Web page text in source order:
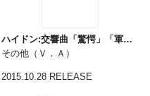
ハイドン:交響曲「驚愕」「軍隊」「時計」
その他（Ｖ．Ａ）
2015.10.28 RELEASE